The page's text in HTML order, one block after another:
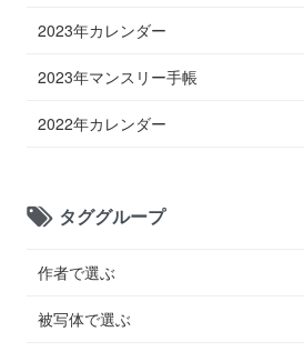
2023年カレンダー
2023年マンスリー手帳
2022年カレンダー
タググループ
作者で選ぶ
被写体で選ぶ